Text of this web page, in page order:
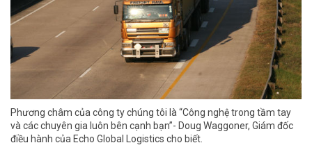
Phương châm của công ty chúng tôi là “Công nghệ trong tầm tay
và các chuyên gia luôn bên cạnh bạn”- Doug Waggoner, Giám đốc
điều hành của Echo Global Logistics cho biết.